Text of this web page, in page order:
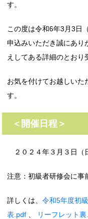
す。
この度は令和6年3月3日
申込みいただき誠にあり
えしてある詳細のとおり
お気を付けてお越しいた
す。
＜開催日程＞
２０２４年３月３日（
注意：初級者研修会に事
詳しくは、 令和5年度初
表.pdf
リーフレット